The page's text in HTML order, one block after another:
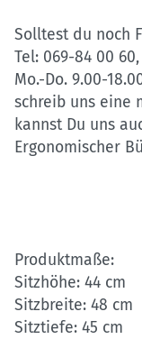
Solltest du noch
Tel: 069-84 00
Mo.-Do. 9.00-
schreib uns eine
kannst Du uns
Ergonomischer
Produktmaße:
Sitzhöhe: 44 cm
Sitzbreite: 48 cm
Sitztiefe: 45 cm